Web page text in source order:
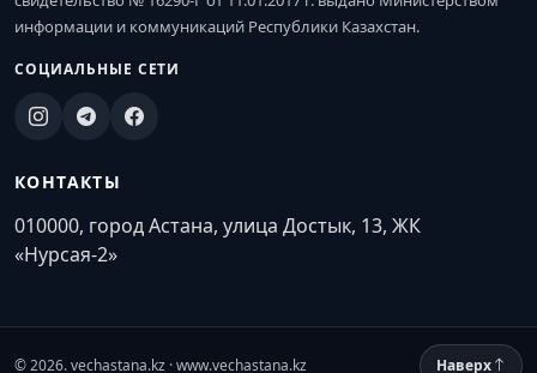
информации и коммуникаций Республики Казахстан.
СОЦИАЛЬНЫЕ СЕТИ
КОНТАКТЫ
010000, город Астана, улица Достык, 13, ЖК
«Нурсая-2»
© 2026. vechastana.kz · www.vechastana.kz Наверх